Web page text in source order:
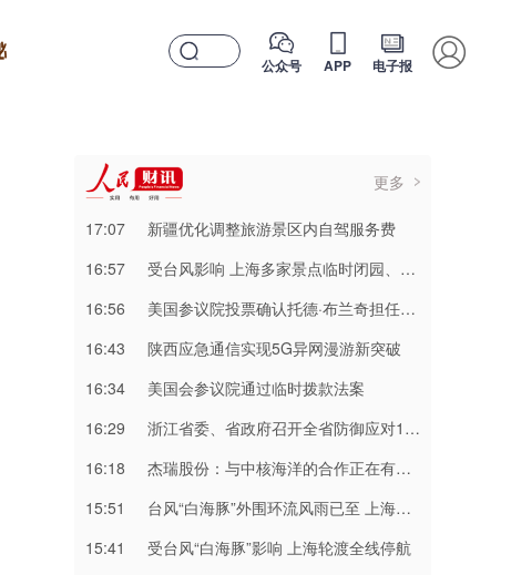
公众号 APP 电子报
更多
17:07
新疆优化调整旅游景区内自驾服务费
16:57
受台风影响 上海多家景点临时闭园、调整运营时间
16:56
美国参议院投票确认托德·布兰奇担任司法部长
16:43
陕西应急通信实现5G异网漫游新突破
16:34
美国会参议院通过临时拨款法案
16:29
浙江省委、省政府召开全省防御应对13号台风“白海豚”工作视频调度会
16:18
杰瑞股份：与中核海洋的合作正在有序推进中
15:51
台风“白海豚”外围环流风雨已至 上海浙江局地将有特大暴雨
15:41
受台风“白海豚”影响 上海轮渡全线停航